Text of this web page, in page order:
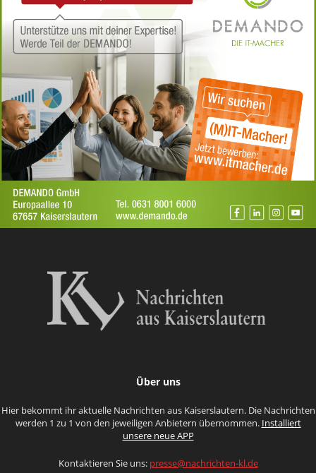
Über uns
Hier bekommt ihr aktuelle Nachrichten aus Kaiserslautern. Die Nachrichten
werden 1 zu 1 von den jeweiligen Anbietern übernommen. Installiert
unsere neue APP
Kontaktieren Sie uns: presse@nachrichten-kl.de